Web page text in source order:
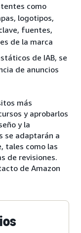
como
logotipos,
fuentes,
de la marca
de IAB, se
de anuncios
más
y aprobarlos
y la
se adaptarán a
tales como las
de revisiones.
de Amazon